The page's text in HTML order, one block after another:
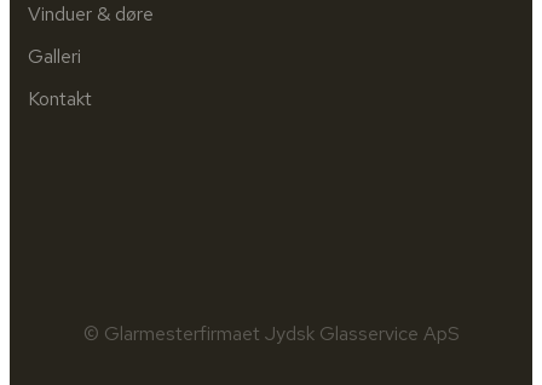
Vinduer & døre
Galleri
Kontakt
© Glarmesterfirmaet Jydsk Glasservice ApS